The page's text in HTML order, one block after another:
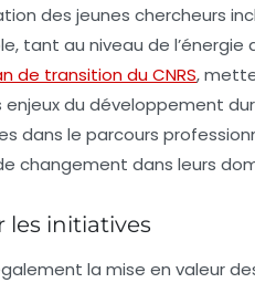
des jeunes chercheurs
tant au niveau de
de transition du CNRS,
du développement
dans le parcours
changement dans leurs
les initiatives
la mise en valeur